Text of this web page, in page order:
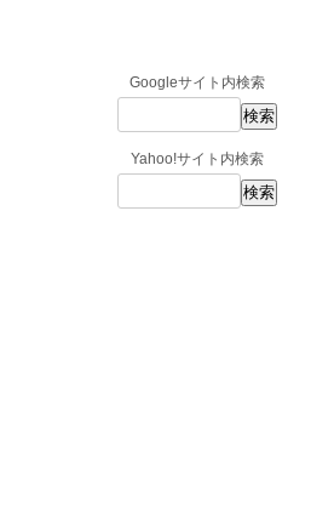
Googleサイト内検索
Yahoo!サイト内検索